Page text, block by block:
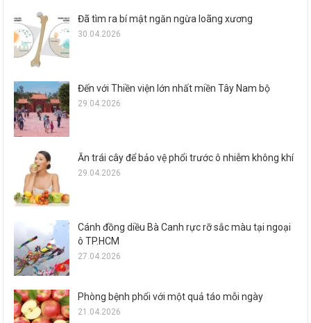
Đã tìm ra bí mật ngăn ngừa loãng xương
30.04.2026
Đến với Thiền viện lớn nhất miền Tây Nam bộ
29.04.2026
Ăn trái cây để bảo vệ phổi trước ô nhiễm không khí
29.04.2026
Cánh đồng diều Bà Canh rực rỡ sắc màu tại ngoại
ô TP.HCM
27.04.2026
Phòng bệnh phổi với một quả táo mỗi ngày
21.04.2026